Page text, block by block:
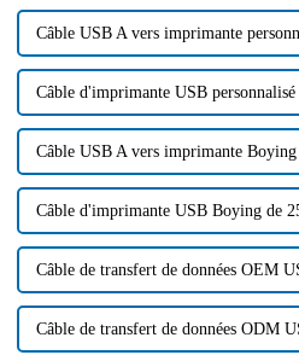
Câble USB A vers imprimante
Câble d'imprimante USB personnalisé
Câble USB A vers imprimante Boying
Câble d'imprimante USB Boying de
Câble de transfert de données OEM
Câble de transfert de données ODM